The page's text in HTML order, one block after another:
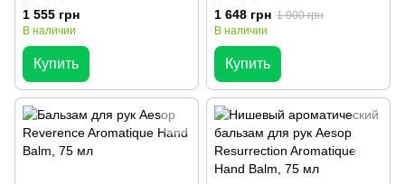
Deodorant Stick для свежести
и бережной защиты кожи, 75 г
1 555 грн
В наличии
Купить
de Chanel для свежести и
защиты кожи, 75 мл
1 648 грн 1 900 грн
В наличии
Купить